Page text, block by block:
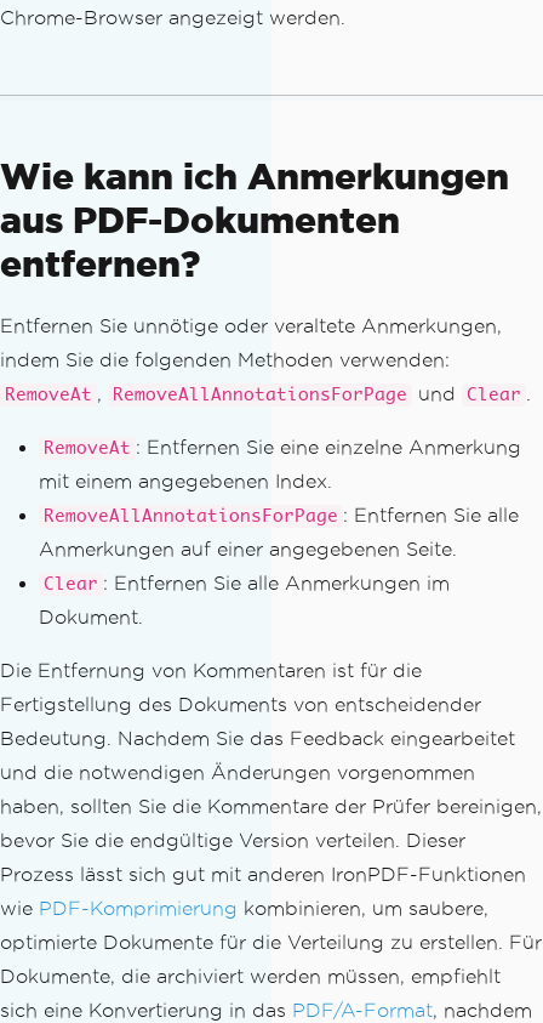
Chrome-Browser angezeigt werden.
Wie kann ich Anmerkungen
aus PDF-Dokumenten
entfernen?
Entfernen Sie unnötige oder veraltete Anmerkungen,
indem Sie die folgenden Methoden verwenden:
RemoveAt , RemoveAllAnnotationsForPage und Clear .
RemoveAt : Entfernen Sie eine einzelne Anmerkung
mit einem angegebenen Index.
RemoveAllAnnotationsForPage : Entfernen Sie alle
Anmerkungen auf einer angegebenen Seite.
Clear : Entfernen Sie alle Anmerkungen im
Dokument.
Die Entfernung von Kommentaren ist für die
Fertigstellung des Dokuments von entscheidender
Bedeutung. Nachdem Sie das Feedback eingearbeitet
und die notwendigen Änderungen vorgenommen
haben, sollten Sie die Kommentare der Prüfer bereinigen,
bevor Sie die endgültige Version verteilen. Dieser
Prozess lässt sich gut mit anderen IronPDF-Funktionen
wie PDF-Komprimierung kombinieren, um saubere,
optimierte Dokumente für die Verteilung zu erstellen. Für
Dokumente, die archiviert werden müssen, empfiehlt
sich eine Konvertierung in das PDF/A-Format, nachdem